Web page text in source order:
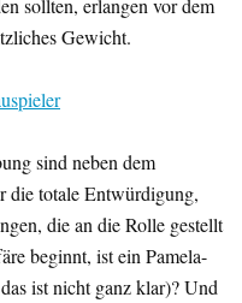
Gewicht.
sind neben dem
die totale Entwürdigung,
die an die Rolle gestellt
beginnt, ist ein Pamela-
ist nicht ganz klar)? Und